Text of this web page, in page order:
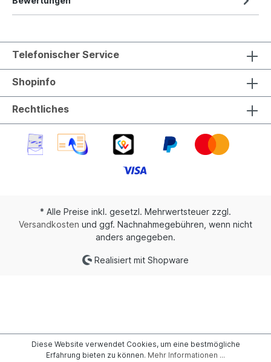
Telefonischer Service
Shopinfo
Rechtliches
* Alle Preise inkl. gesetzl. Mehrwertsteuer zzgl.
Versandkosten und ggf. Nachnahmegebühren, wenn nicht
anders angegeben.
Realisiert mit Shopware
Diese Website verwendet Cookies, um eine bestmögliche
Erfahrung bieten zu können. Mehr Informationen ...